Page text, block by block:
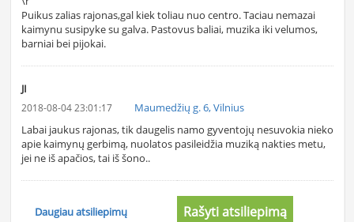
Puikus zalias rajonas,gal kiek toliau nuo centro. Taciau nemazai
kaimynu susipyke su galva. Pastovus baliai, muzika iki velumos,
barniai bei pijokai.
JI
2018-08-04 23:01:17
Maumedžių g. 6, Vilnius
Labai jaukus rajonas, tik daugelis namo gyventojų nesuvokia nieko
apie kaimynų gerbimą, nuolatos pasileidžia muziką nakties metu,
jei ne iš apačios, tai iš šono..
Daugiau atsiliepimų Rašyti atsiliepimą